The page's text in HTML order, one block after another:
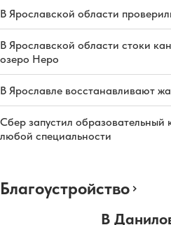
В Ярославской области
В Ярославской области стоки
озеро Неро
В Ярославле восстанавливают
Сбер запустил образовательный
любой специальности
Благоустройство
В